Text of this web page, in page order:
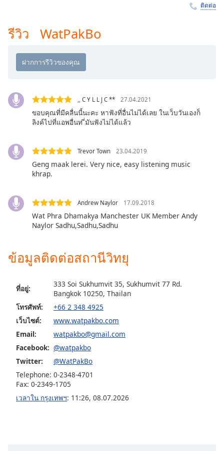
Chapters
Descriptions
off
selected
subtitles
settings,
opens
subtitles
subtitles
selected
Audio
Track
Picture-
in-
Picture
Fullscreen
modal
ติดต่อ
รีวิว WatPakBo
,, C Y L L J C ** 27.04.2021
ขอบคุณที่มีคลื่นนี้นะคะ หาฟังที่อื่นไม่ได้เลย ในเว็บวันเองก็
ลิงค์ไปที่แอพอื่นท ี่มันฟังไม่ได้แล้ว
Trevor Town 23.04.2019
Geng maak lerei. Very nice, easy listening music
khrap.
Andrew Naylor 17.09.2018
Wat Phra Dhamakya Manchester UK Member Andy
Naylor Sadhu,Sadhu,Sadhu
ข้อมูลติดต่อสถานีวิทยุ
ที่อยู่:
333 Soi Sukhumvit 35, Sukhumvit 77 Rd.
Bangkok 10250, Thailan
โทรศัพท์:
+66 2 348 4925
เว็บไซต์:
www.watpakbo.com
Email:
watpakbo@gmail.com
Facebook: @watpakbo
Twitter:
@WatPakBo
Telephone: 0-2348-4701
Fax: 0-2349-1705
เวลาใน กรุงเทพฯ: 11:26, 08.07.2026